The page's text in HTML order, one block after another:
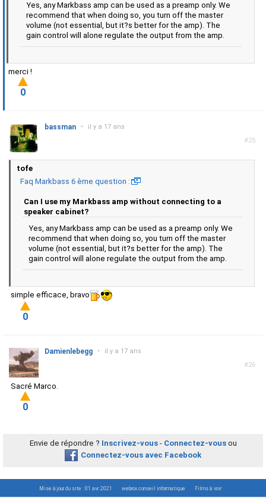
Yes, any Markbass amp can be used as a preamp only. We
recommend that when doing so, you turn off the master
volume (not essential, but it?s better for the amp). The
gain control will alone regulate the output from the amp.
merci !
0
#25
bassman • il y a 17 ans
tofe
Faq Markbass 6 ème question :
Can I use my Markbass amp without connecting to a
speaker cabinet?
Yes, any Markbass amp can be used as a preamp only. We
recommend that when doing so, you turn off the master
volume (not essential, but it?s better for the amp). The
gain control will alone regulate the output from the amp.
simple efficace, bravo
0
#26
Damienlebegg • il y a 17 ans
Sacré Marco.
0
Envie de répondre ? Inscrivez-vous- Connectez-vousou
Connectez-vous avec Facebook
Mise à jour du site : 01 avr. 2021 webrox conseil informatique Films à voir